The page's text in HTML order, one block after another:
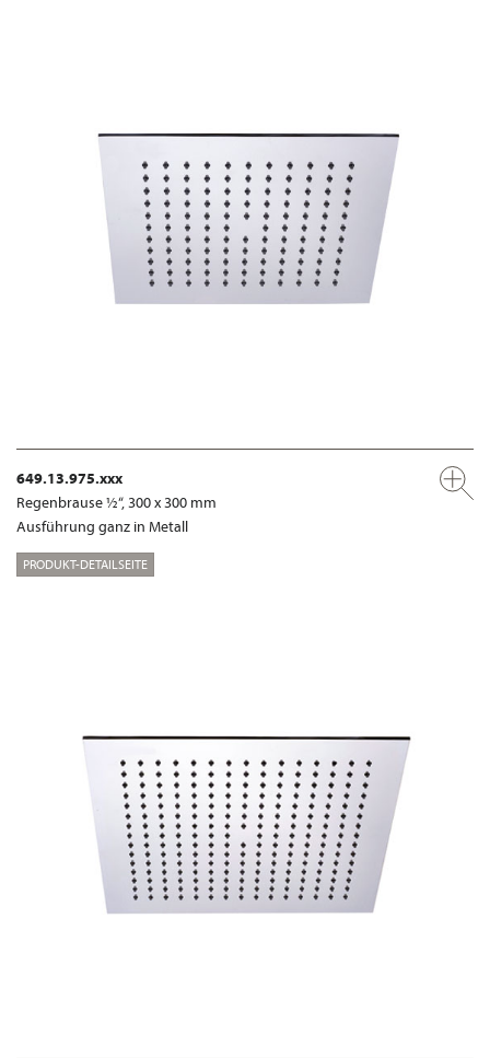
649.13.975.xxx
Regenbrause ½“, 300 x 300 mm
Ausführung ganz in Metall
PRODUKT-DETAILSEITE